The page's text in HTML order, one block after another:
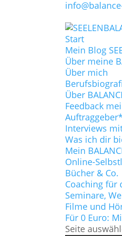
Start
Mein Blog
Über meine
Über mich
Über
Feedback
Interviews
Was ich dir
Mein
Online-
Bücher & Co.
Coaching für
Seminare,
Filme und
Für 0 Euro:
Seite